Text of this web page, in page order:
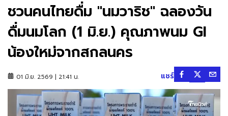
ชวนคนไทยดื่ม "นมวาริช" ฉลองวัน
ดื่มนมโลก (1 มิ.ย.) คุณภาพนม GI
น้องใหม่จากสกลนคร
01 มิ.ย. 2569 | 21:41 น. แชร์